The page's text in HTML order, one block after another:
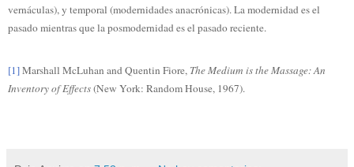
vernáculas), y temporal (modernidades anacrónicas). La modernidad es el
pasado mientras que la posmodernidad es el pasado reciente.
[1]Marshall McLuhan and Quentin Fiore, The Medium is the Massage: An
Inventory of Effects(New York: Random House, 1967).